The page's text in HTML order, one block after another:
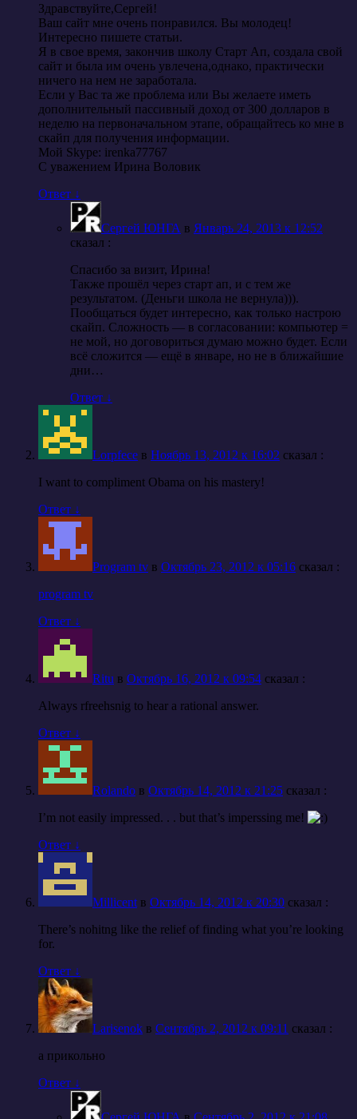
Здравствуйте,Сергей!
Ваш сайт мне очень понравился. Вы молодец!
Интересно пишете статьи.
Я в свое время, закончив школу Старт Ап, создала свой
сайт и была им очень увлечена,однако, практически
ничего на нем не заработала.
Если у Вас та же проблема или Вы желаете иметь
дополнительный пассивный доход от 300 долларов в
неделю на первоначальном этапе, обращайтесь ко мне в
скайп для получения информации.
Мой Skype: irenka77767
С уважением Ирина Воловик
Ответ ↓
Сергей ЮНГА в Январь 24, 2013 к 12:52
cказал :
Спасибо за визит, Ирина!
Также прошёл через старт ап, и с тем же
результатом. (Деньги школа не вернула))).
Пообщаться будет интересно, как только настрою
скайп. Сложность — в согласовании: компьютер =
не мой, но договориться думаю можно будет. Если
всё сложится — ещё в январе, но не в ближайшие
дни…
Ответ ↓
Lorpfece в Ноябрь 13, 2012 к 16:02 cказал :
I want to compliment Obama on his mastery!
Ответ ↓
Program tv в Октябрь 23, 2012 к 05:16 cказал :
program tv
Ответ ↓
Ritu в Октябрь 16, 2012 к 09:54 cказал :
Always rfreehsnig to hear a rational answer.
Ответ ↓
Rolando в Октябрь 14, 2012 к 21:25 cказал :
I’m not easily impressed. . . but that’s imperssing me!
Ответ ↓
Millicent в Октябрь 14, 2012 к 20:30 cказал :
There’s nohitng like the relief of finding what you’re looking
for.
Ответ ↓
Larisenok в Сентябрь 2, 2012 к 09:11 cказал :
а прикольно
Ответ ↓